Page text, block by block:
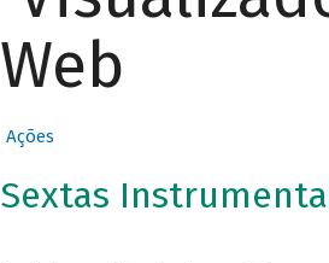
Web
Ações
Sextas